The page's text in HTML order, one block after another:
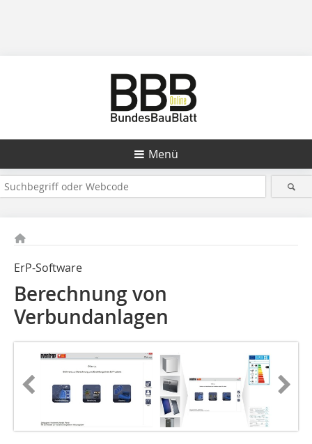
Menü
ErP-Software
Berechnung von
Verbundanlagen